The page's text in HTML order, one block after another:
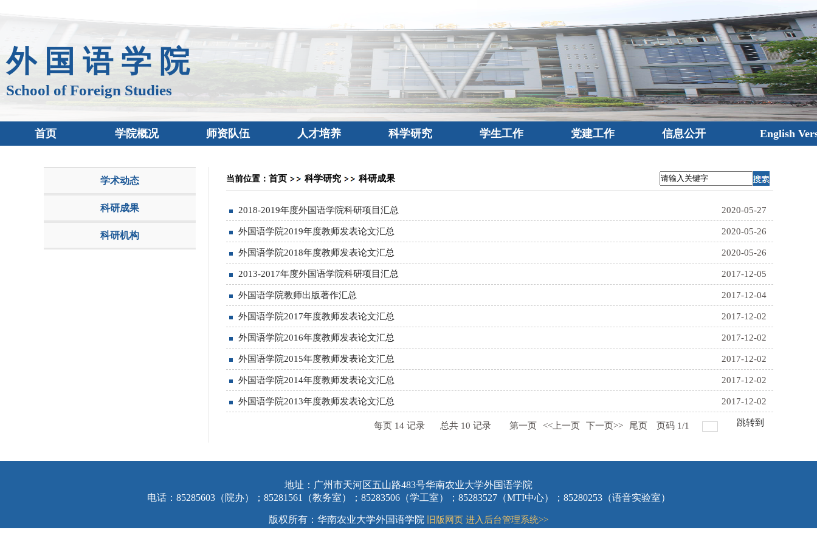
外 国 语 学 院
School of Foreign Studies
首页 学院概况 师资队伍 人才培养 科学研究 学生工作 党建工作 信息公开 English
学术动态
科研成果
科研机构
当前位置： 首页 科学研究 科研成果
2020-05-27
2018-2019年度外国语学院科研项目汇总
2020-05-26
外国语学院2019年度教师发表论文汇总
2020-05-26
外国语学院2018年度教师发表论文汇总
2017-12-05
2013-2017年度外国语学院科研项目汇总
2017-12-04
外国语学院教师出版著作汇总
2017-12-02
外国语学院2017年度教师发表论文汇总
2017-12-02
外国语学院2016年度教师发表论文汇总
2017-12-02
外国语学院2015年度教师发表论文汇总
2017-12-02
外国语学院2014年度教师发表论文汇总
2017-12-02
外国语学院2013年度教师发表论文汇总
每页 14 记录 总共 10 记录 第一页 <<上一页 下一页>> 尾页 页码 1/1 跳转到
地址：广州市天河区五山路483号华南农业大学外国语学院
电话：85285603（院办）；85281561（教务室）；85283506（学工室）；85283527（MTI中心）；85280253（语音实验室）
版权所有：华南农业大学外国语学院 旧版网页 进入后台管理系统>>